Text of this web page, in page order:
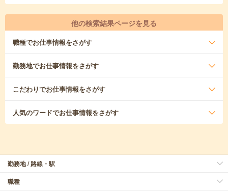
他の検索結果ページを見る
職種でお仕事情報をさがす
勤務地でお仕事情報をさがす
こだわりでお仕事情報をさがす
人気のワードでお仕事情報をさがす
勤務地 / 路線・駅
職種